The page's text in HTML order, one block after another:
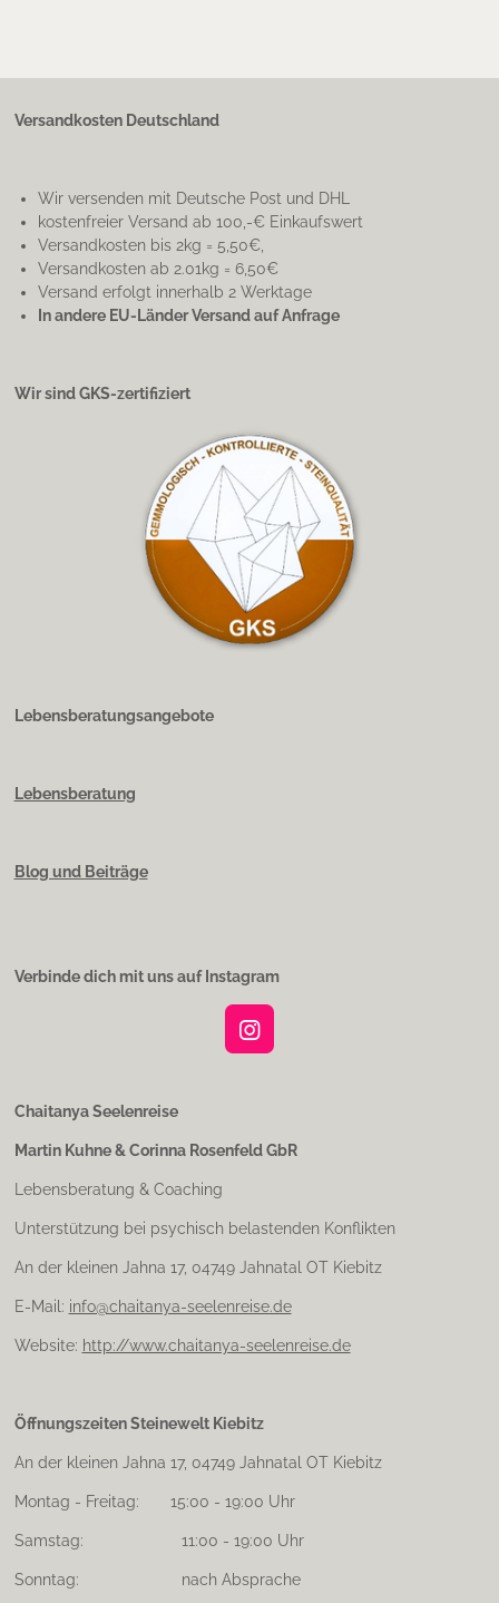
Versandkosten Deutschland
Wir versenden mit Deutsche Post und DHL
kostenfreier Versand ab 100,-€ Einkaufswert
Versandkosten bis 2kg = 5,50€,
Versandkosten ab 2.01kg = 6,50€
Versand erfolgt innerhalb 2 Werktage
In andere EU-Länder Versand auf Anfrage
Wir sind GKS-zertifiziert
Lebensberatungsangebote
Lebensberatung
Blog und Beiträge
Verbinde dich mit uns auf Instagram
I
g
m
Chaitanya Seelenreise
Martin Kuhne & Corinna Rosenfeld GbR
Lebensberatung & Coaching
Unterstützung bei psychisch belastenden Konflikten
An der kleinen Jahna 17, 04749 Jahnatal OT Kiebitz
E-Mail: info@chaitanya-seelenreise.de
Website: http://www.chaitanya-seelenreise.de
Öffnungszeiten Steinewelt Kiebitz
An der kleinen Jahna 17, 04749 Jahnatal OT Kiebitz
Montag - Freitag: 15:00 - 19:00 Uhr
Samstag: 11:00 - 19:00 Uhr
Sonntag: nach Absprache